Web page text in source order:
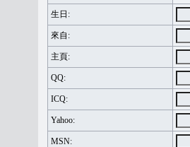
生日:
來自:
主頁:
QQ:
ICQ:
Yahoo:
MSN: